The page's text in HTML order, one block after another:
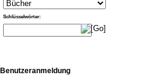
Schlüsselwörter:
Benutzeranmeldung